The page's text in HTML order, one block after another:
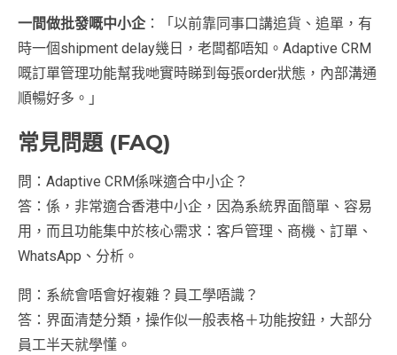
一間做批發嘅中小企 ：「以前靠同事口講追貨、追單，有
時一個shipment delay幾日，老闆都唔知。Adaptive CRM
嘅訂單管理功能幫我哋實時睇到每張order狀態，內部溝通
順暢好多。」
常見問題 (FAQ)
問：Adaptive CRM係咪適合中小企？
答：係，非常適合香港中小企，因為系統界面簡單、容易
用，而且功能集中於核心需求：客戶管理、商機、訂單、
WhatsApp、分析。
問：系統會唔會好複雜？員工學唔識？
答：界面清楚分類，操作似一般表格＋功能按鈕，大部分
員工半天就學懂。